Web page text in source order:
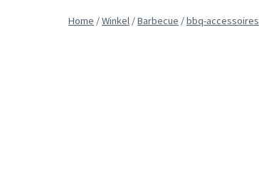
Home /Winkel /Barbecue /bbq-accessoires